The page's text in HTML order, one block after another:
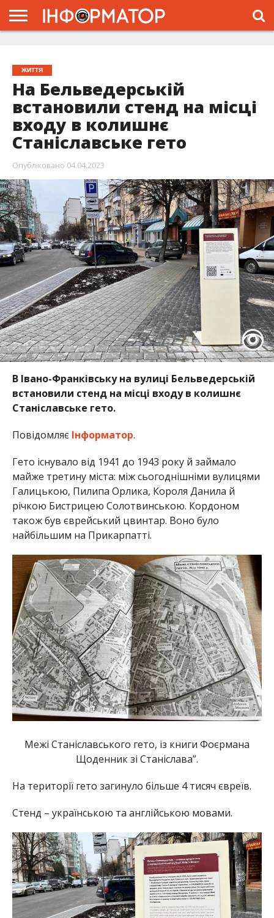
ЖИТТЯ
На Бельведерській
встановили стенд на місці
входу в колишнє
Станіславське гето
Опубліковано 04.04.2023
В Івано-Франківську на вулиці Бельведерській
встановили стенд на місці входу в колишнє
Станіславське гето.
Повідомляє Інформатор.
Гето існувало від 1941 до 1943 року й займало
майже третину міста: між сьогоднішніми вулицями
Галицькою, Пилипа Орлика, Короля Данила й
річкою Бистрицею Солотвинською. Кордоном
також був єврейський цвинтар. Воно було
найбільшим на Прикарпатті.
Межі Станіславського гето, із книги Фоєрмана
Щоденник зі Станіслава”.
На території гето загинуло більше 4 тисяч євреїв.
Стенд – українською та англійською мовами.